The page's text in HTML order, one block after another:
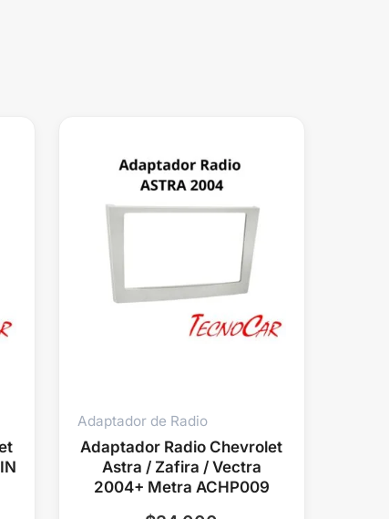
Adaptador de Radio
Adaptador Radio Chevrolet
Astra / Zafira / Vectra
2004+ Metra ACHP009